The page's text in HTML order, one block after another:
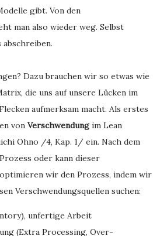
gibt. Von den
man also wieder weg. Selbst
Dazu brauchen wir so etwas wie
die uns auf unsere Lücken im
aufmerksam macht. Als erstes
von Verschwendungim Lean
Ohno /4, Kap. 1/ ein. Nach dem
oder kann dieser
wir den Prozess, indem wir
Verschwendungsquellen suchen:
unfertige Arbeit
(Extra Processing, Over-